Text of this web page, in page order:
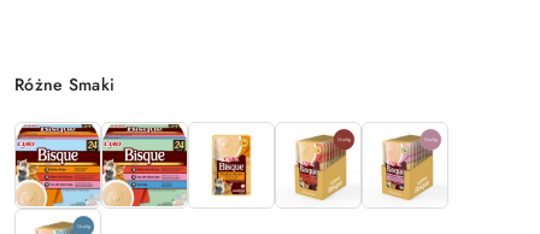
Wariant
Różne Smaki